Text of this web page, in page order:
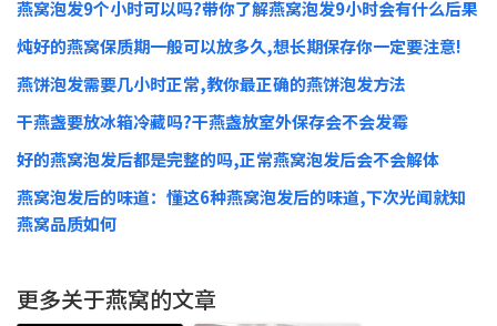
燕窝泡发9个小时可以吗?带你了解燕窝泡发9小时会有什么后果
炖好的燕窝保质期一般可以放多久,想长期保存你一定要注意!
燕饼泡发需要几小时正常,教你最正确的燕饼泡发方法
干燕盏要放冰箱冷藏吗?干燕盏放室外保存会不会发霉
好的燕窝泡发后都是完整的吗,正常燕窝泡发后会不会解体
燕窝泡发后的味道：懂这6种燕窝泡发后的味道,下次光闻就知
燕窝品质如何
更多关于燕窝的文章